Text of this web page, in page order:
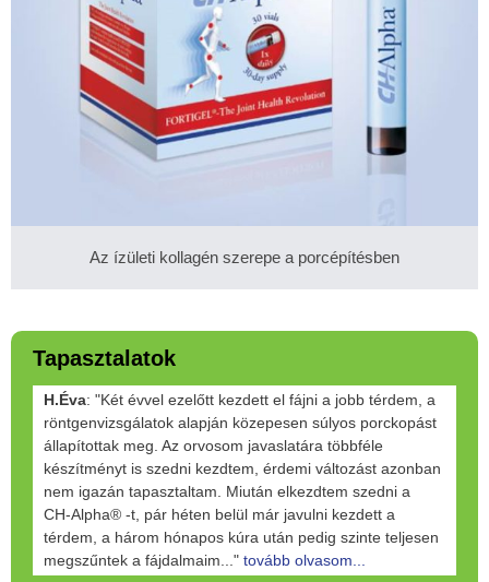
Az ízületi kollagén szerepe a porcépítésben
Tapasztalatok
H.Éva: "Két évvel ezelőtt kezdett el fájni a jobb térdem, a
röntgenvizsgálatok alapján közepesen súlyos porckopást
állapítottak meg. Az orvosom javaslatára többféle
készítményt is szedni kezdtem, érdemi változást azonban
nem igazán tapasztaltam. Miután elkezdtem szedni a
CH-Alpha® -t, pár héten belül már javulni kezdett a
térdem, a három hónapos kúra után pedig szinte teljesen
megszűntek a fájdalmaim..." tovább olvasom...